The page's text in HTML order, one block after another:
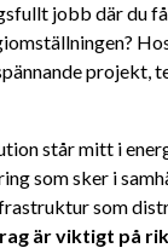
jobb där du
projekt,
står mitt i
som sker i
som
är viktigt på